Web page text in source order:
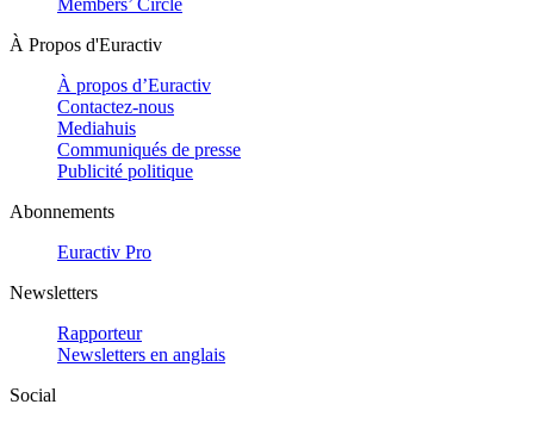
Members’ Circle
À Propos d'Euractiv
À propos d’Euractiv
Contactez-nous
Mediahuis
Communiqués de presse
Publicité politique
Abonnements
Euractiv Pro
Newsletters
Rapporteur
Newsletters en anglais
Social